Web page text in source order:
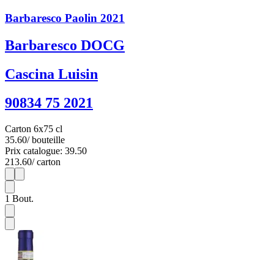
Barbaresco Paolin 2021
Barbaresco DOCG
Cascina Luisin
90834 75 2021
Carton 6x75 cl
35.60/ bouteille
Prix catalogue: 39.50
213.60/ carton
1
1 Bout.